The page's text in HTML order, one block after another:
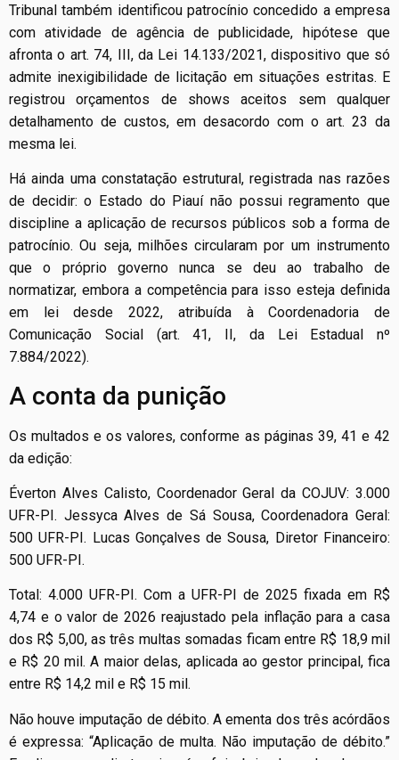
Tribunal também identificou patrocínio concedido a empresa
com atividade de agência de publicidade, hipótese que
afronta o art. 74, III, da Lei 14.133/2021, dispositivo que só
admite inexigibilidade de licitação em situações estritas. E
registrou orçamentos de shows aceitos sem qualquer
detalhamento de custos, em desacordo com o art. 23 da
mesma lei.
Há ainda uma constatação estrutural, registrada nas razões
de decidir: o Estado do Piauí não possui regramento que
discipline a aplicação de recursos públicos sob a forma de
patrocínio. Ou seja, milhões circularam por um instrumento
que o próprio governo nunca se deu ao trabalho de
normatizar, embora a competência para isso esteja definida
em lei desde 2022, atribuída à Coordenadoria de
Comunicação Social (art. 41, II, da Lei Estadual nº
7.884/2022).
A conta da punição
Os multados e os valores, conforme as páginas 39, 41 e 42
da edição:
Éverton Alves Calisto, Coordenador Geral da COJUV: 3.000
UFR-PI. Jessyca Alves de Sá Sousa, Coordenadora Geral:
500 UFR-PI. Lucas Gonçalves de Sousa, Diretor Financeiro:
500 UFR-PI.
Total: 4.000 UFR-PI. Com a UFR-PI de 2025 fixada em R$
4,74 e o valor de 2026 reajustado pela inflação para a casa
dos R$ 5,00, as três multas somadas ficam entre R$ 18,9 mil
e R$ 20 mil. A maior delas, aplicada ao gestor principal, fica
entre R$ 14,2 mil e R$ 15 mil.
Não houve imputação de débito. A ementa dos três acórdãos
é expressa: “Aplicação de multa. Não imputação de débito.”